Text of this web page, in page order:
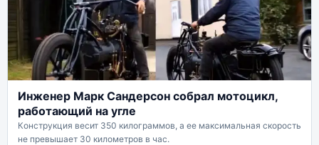
Инженер Марк Сандерсон собрал мотоцикл,
работающий на угле
Конструкция весит 350 килограммов, а ее максимальная скорость
не превышает 30 километров в час.